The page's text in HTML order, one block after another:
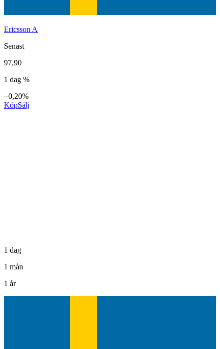
Ericsson A
Senast
97,90
1 dag %
−0,20%
KöpSälj
1 dag
1 mån
1 år